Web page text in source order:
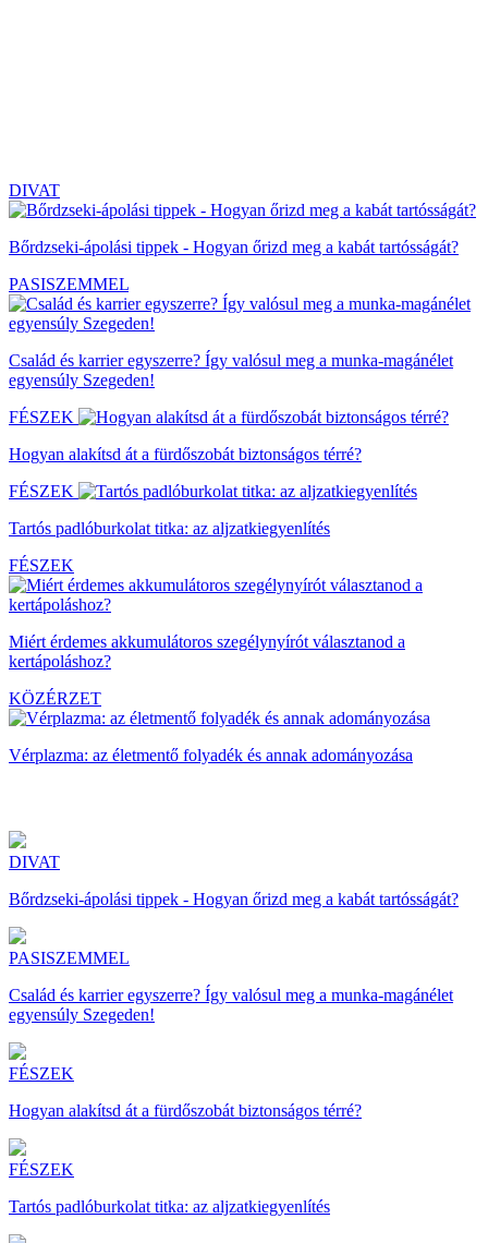
DIVAT
Bőrdzseki-ápolási tippek - Hogyan őrizd meg a kabát tartósságát?
PASISZEMMEL
Család és karrier egyszerre? Így valósul meg a munka-magánélet
egyensúly Szegeden!
FÉSZEK
Hogyan alakítsd át a fürdőszobát biztonságos térré?
FÉSZEK
Tartós padlóburkolat titka: az aljzatkiegyenlítés
FÉSZEK
Miért érdemes akkumulátoros szegélynyírót választanod a
kertápoláshoz?
KÖZÉRZET
Vérplazma: az életmentő folyadék és annak adományozása
DIVAT
Bőrdzseki-ápolási tippek - Hogyan őrizd meg a kabát tartósságát?
PASISZEMMEL
Család és karrier egyszerre? Így valósul meg a munka-magánélet
egyensúly Szegeden!
FÉSZEK
Hogyan alakítsd át a fürdőszobát biztonságos térré?
FÉSZEK
Tartós padlóburkolat titka: az aljzatkiegyenlítés